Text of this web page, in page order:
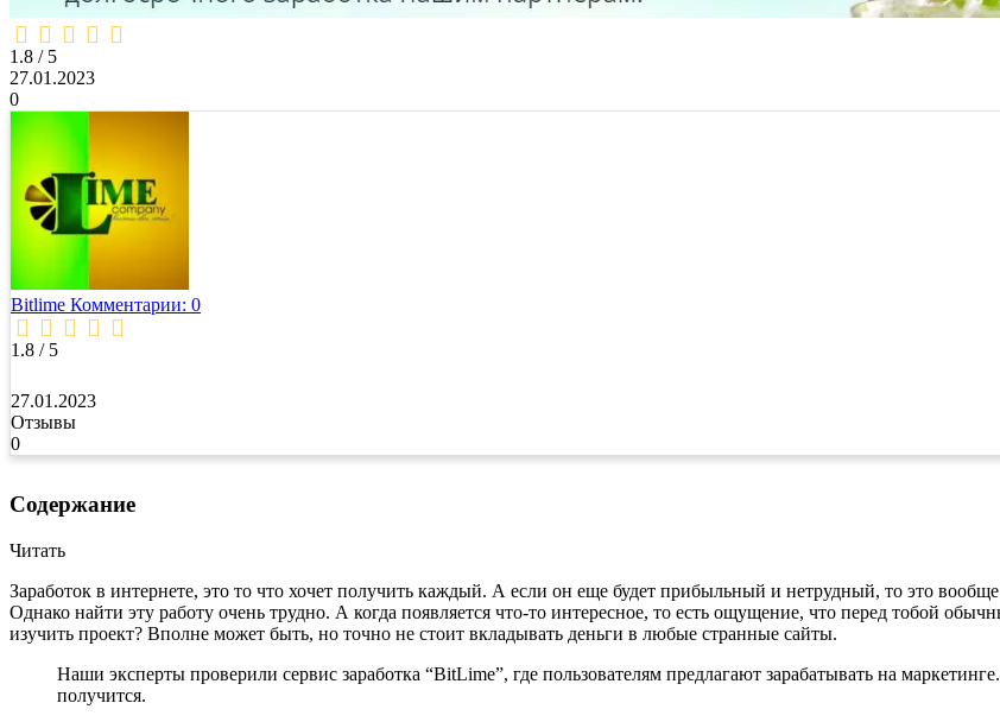
1,8
rating
1.8 / 5
27.01.2023
0
Bitlime Комментарии: 0
1.8 / 5
27.01.2023
Отзывы
0
Содержание
Читать
Заработок в интернете, это то что хочет получить каждый. А если он еще будет прибыльный и нетрудный, то это
Однако найти эту работу очень трудно. А когда появляется что-то интересное, то есть ощущение, что перед тобой
изучить проект? Вполне может быть, но точно не стоит вкладывать деньги в любые странные сайты.
Наши эксперты проверили сервис заработка “BitLime”, где пользователям предлагают зарабатывать на
получится.